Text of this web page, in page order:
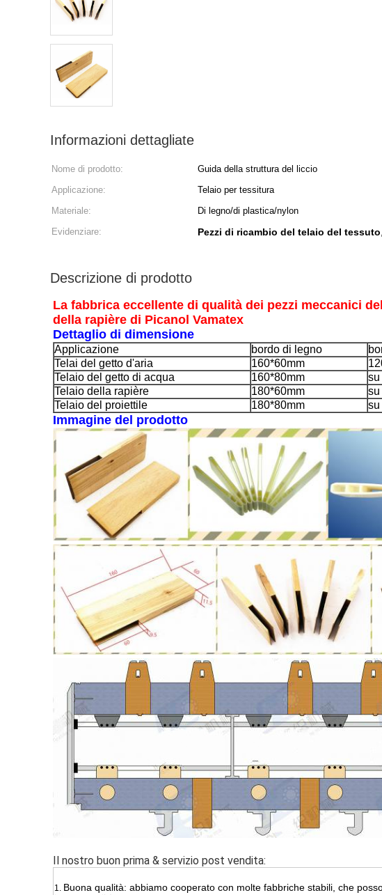
Informazioni dettagliate
Nome di prodotto: Guida della struttura del liccio
Applicazione:
Telaio per tessitura
Materiale:
Di legno/di plastica/nylon
Evidenziare:
Pezzi di ricambio del telaio del tessuto,
Descrizione di prodotto
La fabbrica eccellente di qualità dei pezzi meccanici
della rapière di Picanol Vamatex
Dettaglio di dimensione
Applicazione bordo di legno
Telai del getto d'aria
160*60mm
Telaio del getto di acqua
160*80mm
su
Telaio della rapière
180*60mm
su
Telaio del proiettile
180*80mm su
Immagine del prodotto
Il nostro buon prima & servizio post vendita:
1. Buona qualità: abbiamo cooperato con molte fabbriche stabili, che